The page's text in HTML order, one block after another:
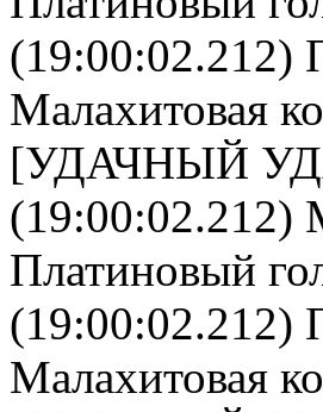
(19:00:02.212)
Малахитовая
[УДАЧНЫЙ
(19:00:02.212)
Платиновый
(19:00:02.212)
Малахитовая